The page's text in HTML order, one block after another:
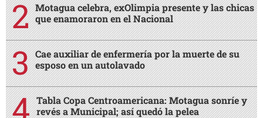
Motagua celebra, exOlimpia presente y las chicas
que enamoraron en el Nacional
Cae auxiliar de enfermería por la muerte de su
esposo en un autolavado
Tabla Copa Centroamericana: Motagua sonríe y
revés a Municipal; así quedó la pelea